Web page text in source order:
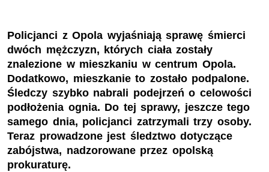
Policjanci z Opola wyjaśniają sprawę śmierci
dwóch mężczyzn, których ciała zostały
znalezione w mieszkaniu w centrum Opola.
Dodatkowo, mieszkanie to zostało podpalone.
Śledczy szybko nabrali podejrzeń o celowości
podłożenia ognia. Do tej sprawy, jeszcze tego
samego dnia, policjanci zatrzymali trzy osoby.
Teraz prowadzone jest śledztwo dotyczące
zabójstwa, nadzorowane przez opolską
prokuraturę.